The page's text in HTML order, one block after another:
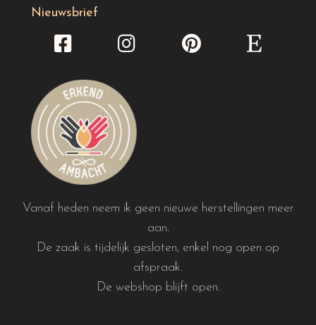
Nieuwsbrief
Vanaf heden neem ik geen nieuwe herstellingen meer
aan.
De zaak is tijdelijk gesloten, enkel nog open op
afspraak.
De webshop blijft open.